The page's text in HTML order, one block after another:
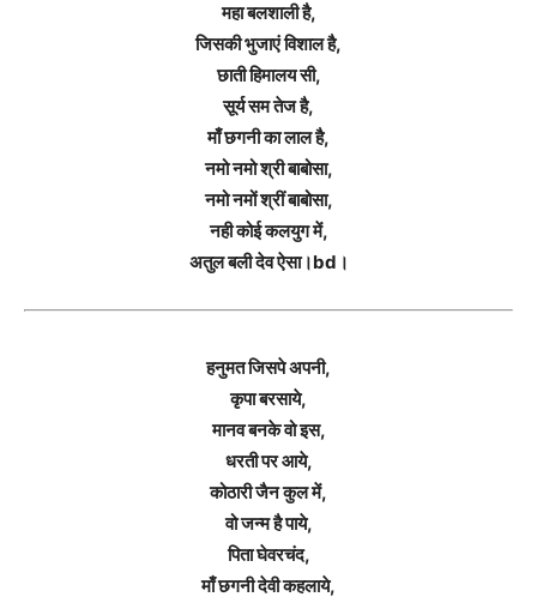
महा बलशाली है,
जिसकी भुजाएं विशाल है,
छाती हिमालय सी,
सूर्य सम तेज है,
माँ छगनी का लाल है,
नमो नमो श्री बाबोसा,
नमो नमों श्रीं बाबोसा,
नही कोई कलयुग में,
अतुल बली देव ऐसा।bd।
हनुमत जिसपे अपनी,
कृपा बरसाये,
मानव बनके वो इस,
धरती पर आये,
कोठारी जैन कुल में,
वो जन्म है पाये,
पिता घेवरचंद,
माँ छगनी देवी कहलाये,